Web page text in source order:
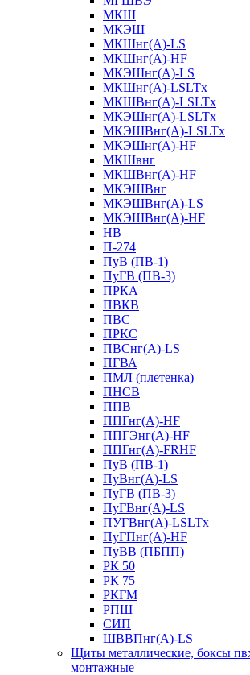
МКШ
МКЭШ
МКШнг(А)-LS
МКШнг(А)-HF
МКЭШнг(А)-LS
МКШнг(А)-LSLTx
МКШВнг(A)-LSLTx
МКЭШнг(А)-LSLTx
МКЭШВнг(A)-LSLTx
МКЭШнг(А)-HF
МКШвнг
МКШВнг(А)-HF
МКЭШВнг
МКЭШВнг(А)-LS
МКЭШВнг(А)-HF
НВ
П-274
ПуВ (ПВ-1)
ПуГВ (ПВ-3)
ПРКА
ПВКВ
ПВС
ПРКС
ПВСнг(А)-LS
ПГВА
ПМЛ (плетенка)
ПНСВ
ППВ
ППГнг(А)-HF
ППГЭнг(А)-HF
ППГнг(А)-FRHF
ПуВ (ПВ-1)
ПуВнг(А)-LS
ПуГВ (ПВ-3)
ПуГВнг(А)-LS
ПУГВнг(А)-LSLTx
ПуГПнг(А)-HF
ПуВВ (ПБПП)
РК 50
РК 75
РКГМ
РПШ
СИП
ШВВПнг(А)-LS
Щиты металлические, боксы
монтажные